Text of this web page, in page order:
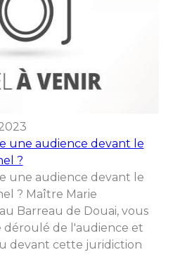
une audience devant le
?
une audience devant le
? Maître Marie
Barreau de Douai, vous
déroulé de l'audience et
devant cette juridiction